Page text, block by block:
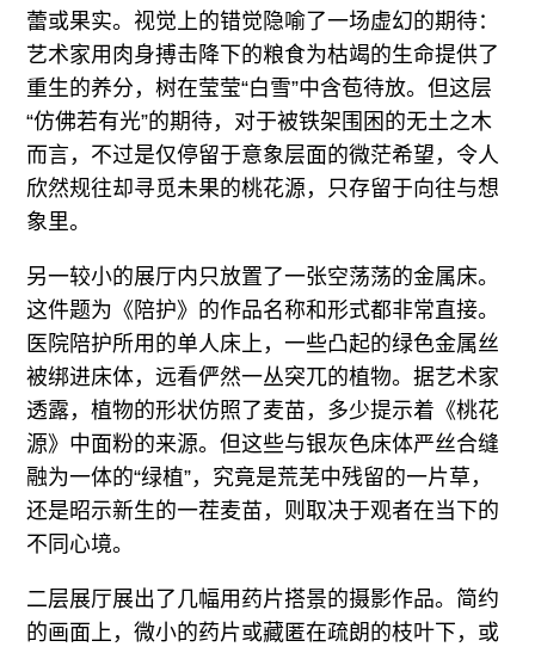
蕾或果实。视觉上的错觉隐喻了一场虚幻的期待：
艺术家用肉身搏击降下的粮食为枯竭的生命提供了
重生的养分，树在莹莹“白雪”中含苞待放。但这层
“仿佛若有光”的期待，对于被铁架围困的无土之木
而言，不过是仅停留于意象层面的微茫希望，令人
欣然规往却寻觅未果的桃花源，只存留于向往与想
象里。
另一较小的展厅内只放置了一张空荡荡的金属床。
这件题为《陪护》的作品名称和形式都非常直接。
医院陪护所用的单人床上，一些凸起的绿色金属丝
被绑进床体，远看俨然一丛突兀的植物。据艺术家
透露，植物的形状仿照了麦苗，多少提示着《桃花
源》中面粉的来源。但这些与银灰色床体严丝合缝
融为一体的“绿植”，究竟是荒芜中残留的一片草，
还是昭示新生的一茬麦苗，则取决于观者在当下的
不同心境。
二层展厅展出了几幅用药片搭景的摄影作品。简约
的画面上，微小的药片或藏匿在疏朗的枝叶下，或